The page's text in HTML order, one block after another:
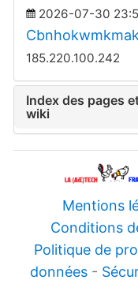
2026-07-30
185.220.100.242
Index des pages
wiki
Mentions
Conditions
Politique de
données -